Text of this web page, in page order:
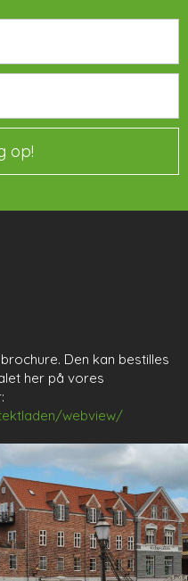
Den kan bestilles
her på vores
webview/